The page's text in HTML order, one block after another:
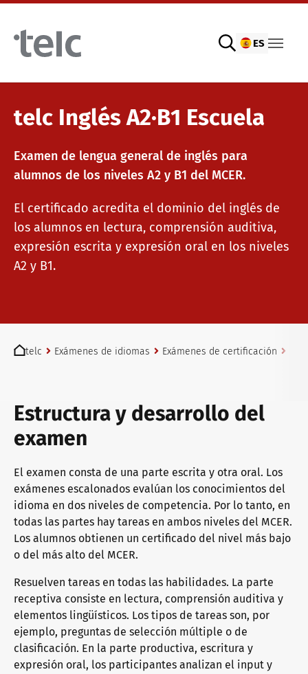
Skip to main content
Exámenes de idiomas
Exámenes digitales telc con DIGItelc 2.0
Exámenes de certificación
Exámenes telc remotos
Encontrar un centro examinador
Examen de nivelación
Información para centros examinadores
Certificados telc DIGITAL
¿Por qué los certificados telc?
ES
telc Inglés A2∙B1 Escuela
Examen de lengua general de inglés para
alumnos de los niveles A2 y B1 del MCER.
El certificado acredita el dominio del inglés de
los alumnos en lectura, comprensión auditiva,
expresión escrita y expresión oral en los niveles
A2 y B1.
telc
Exámenes de idiomas Exámenes de certificación
Estructura y desarrollo del
examen
El examen consta de una parte escrita y otra oral. Los
exámenes escalonados evalúan los conocimientos del
idioma en dos niveles de competencia. Por lo tanto, en
todas las partes hay tareas en ambos niveles del MCER.
Los alumnos obtienen un certificado del nivel más bajo
o del más alto del MCER.
Resuelven tareas en todas las habilidades. La parte
receptiva consiste en lectura, comprensión auditiva y
elementos lingüísticos. Los tipos de tareas son, por
ejemplo, preguntas de selección múltiple o de
clasificación. En la parte productiva, escritura y
expresión oral, los participantes analizan el input y